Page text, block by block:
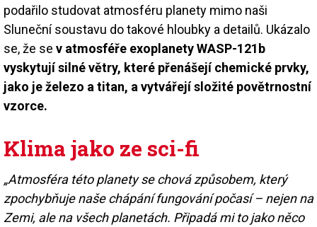
podařilo studovat atmosféru planety mimo naši
Sluneční soustavu do takové hloubky a detailů. Ukázalo
se, že se v atmosféře exoplanety WASP-121b
vyskytují silné větry, které přenášejí chemické prvky,
jako je železo a titan, a vytvářejí složité povětrnostní
vzorce.
Klima jako ze sci-fi
„Atmosféra této planety se chová způsobem, který
zpochybňuje naše chápání fungování počasí – nejen na
Zemi, ale na všech planetách. Připadá mi to jako něco